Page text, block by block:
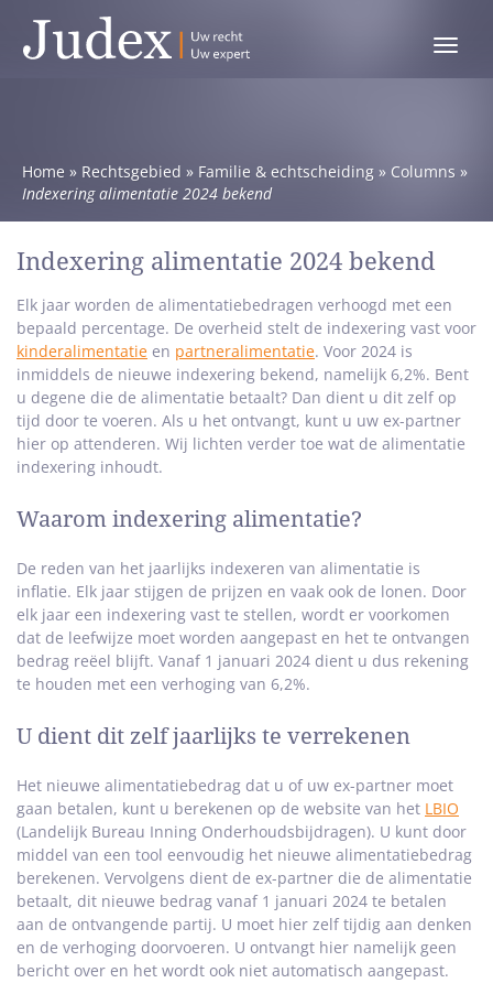
Toggle
Home » Rechtsgebied » Familie & echtscheiding » Columns »
Indexering alimentatie 2024 bekend
Indexering alimentatie 2024 bekend
Elk jaar worden de alimentatiebedragen verhoogd met een
bepaald percentage. De overheid stelt de indexering vast voor
kinderalimentatie en partneralimentatie. Voor 2024 is
inmiddels de nieuwe indexering bekend, namelijk 6,2%. Bent
u degene die de alimentatie betaalt? Dan dient u dit zelf op
tijd door te voeren. Als u het ontvangt, kunt u uw ex-partner
hier op attenderen. Wij lichten verder toe wat de alimentatie
indexering inhoudt.
Waarom indexering alimentatie?
De reden van het jaarlijks indexeren van alimentatie is
inflatie. Elk jaar stijgen de prijzen en vaak ook de lonen. Door
elk jaar een indexering vast te stellen, wordt er voorkomen
dat de leefwijze moet worden aangepast en het te ontvangen
bedrag reëel blijft. Vanaf 1 januari 2024 dient u dus rekening
te houden met een verhoging van 6,2%.
U dient dit zelf jaarlijks te verrekenen
Het nieuwe alimentatiebedrag dat u of uw ex-partner moet
gaan betalen, kunt u berekenen op de website van het LBIO
(Landelijk Bureau Inning Onderhoudsbijdragen). U kunt door
middel van een tool eenvoudig het nieuwe alimentatiebedrag
berekenen. Vervolgens dient de ex-partner die de alimentatie
betaalt, dit nieuwe bedrag vanaf 1 januari 2024 te betalen
aan de ontvangende partij. U moet hier zelf tijdig aan denken
en de verhoging doorvoeren. U ontvangt hier namelijk geen
bericht over en het wordt ook niet automatisch aangepast.